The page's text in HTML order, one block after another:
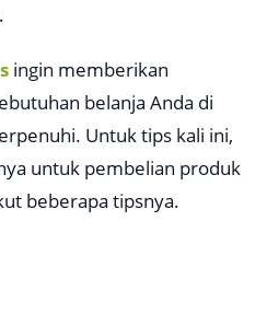
ingin memberikan
belanja Anda di
Untuk tips kali ini,
untuk pembelian produk
beberapa tipsnya.